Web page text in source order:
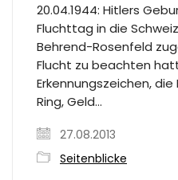
20.04.1944: Hitlers
Fluchttag in die
Behrend-Rosenfeld
Flucht zu beachten
Erkennungszeichen,
Ring, Geld…
27.08.2013
Seitenblicke